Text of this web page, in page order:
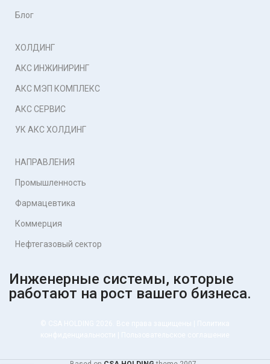
Блог
ХОЛДИНГ
АКС ИНЖИНИРИНГ
АКС МЭП КОМПЛЕКС
АКС СЕРВИС
УК АКС ХОЛДИНГ
НАПРАВЛЕНИЯ
Промышленность
Фармацевтика
Коммерция
Нефтегазовый сектор
Инженерные системы, которые
работают на рост вашего бизнеса.